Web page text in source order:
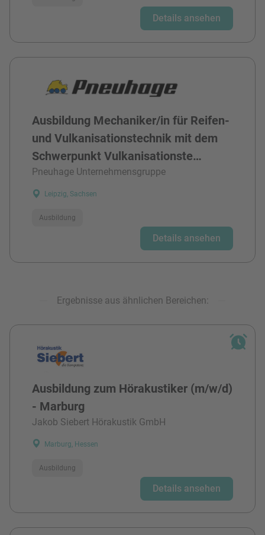
Details ansehen
Ausbildung Mechaniker/in für Reifen-
und Vulkanisationstechnik mit dem
Schwerpunkt Vulkanisationste…
Pneuhage Unternehmensgruppe
Leipzig, Sachsen
Ausbildung
Details ansehen
Ergebnisse aus ähnlichen Bereichen:
Ausbildung zum Hörakustiker (m/w/d)
- Marburg
Jakob Siebert Hörakustik GmbH
Marburg, Hessen
Ausbildung
Details ansehen